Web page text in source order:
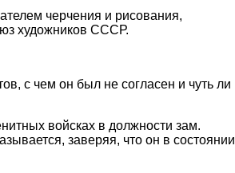
черчения и рисования,
художников СССР.
с чем он был не согласен и чуть ли
войсках в должности зам.
заверяя, что он в состоянии